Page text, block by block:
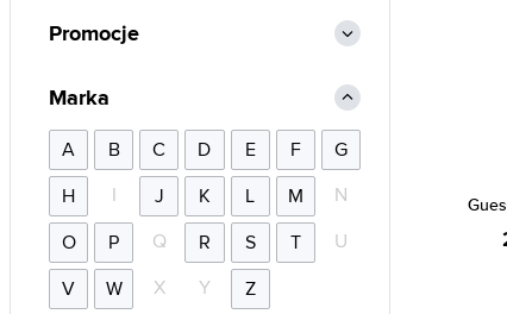
Promocje
Marka
A B C D E F
G
H
I J K L M
N
O
P Q R S T
U
V
W X Y Z